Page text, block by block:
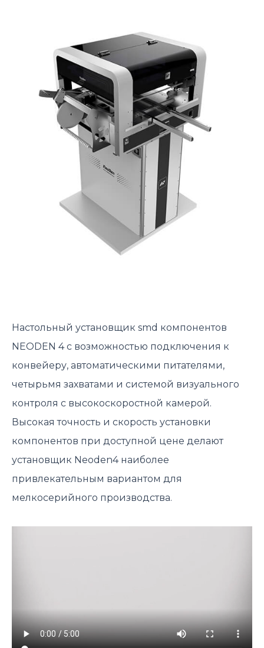
Настольный установщик smd компонентов
NEODEN 4 с возможностью подключения к
конвейеру, автоматическими питателями,
четырьмя захватами и системой визуального
контроля с высокоскоростной камерой.
Высокая точность и скорость установки
компонентов при доступной цене делают
установщик Neoden4 наиболее
привлекательным вариантом для
мелкосерийного производства.